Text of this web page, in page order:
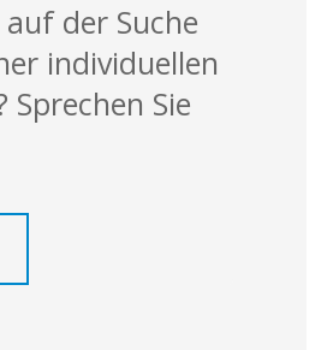
auf der Suche
individuellen
Sprechen Sie